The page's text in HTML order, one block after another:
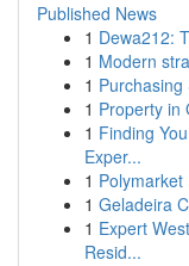
Published News
1 Dewa212:
1 Modern
1
1 Property in
1 Finding
Exper...
1
1 Geladeira
1 Expert
Resid...